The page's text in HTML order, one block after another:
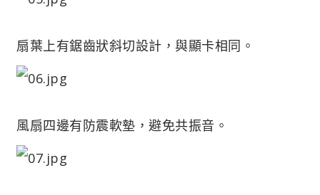
扇葉上有鋸齒狀斜切設計，與顯卡相同。
風扇四邊有防震軟墊，避免共振音。